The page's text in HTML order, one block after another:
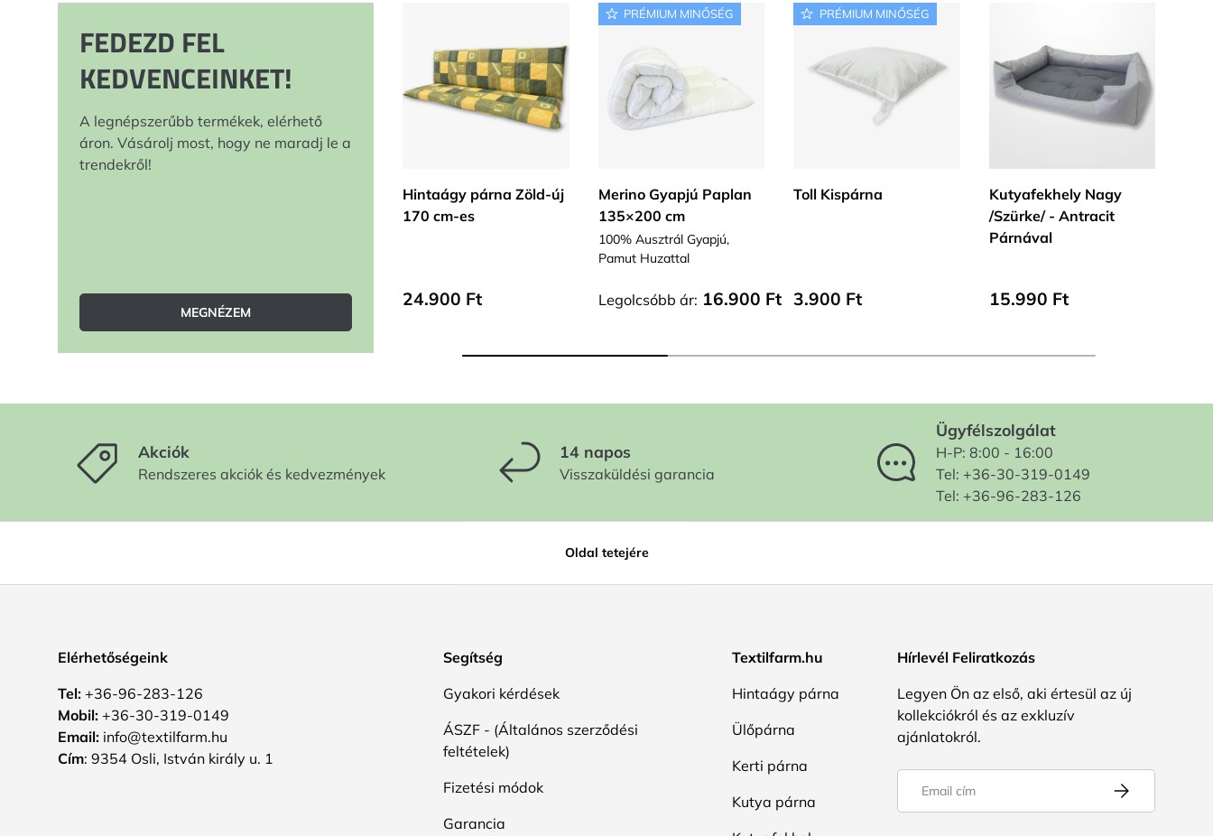
FEDEZD FEL
KEDVENCEINKET!
A legnépszerűbb termékek, elérhető
áron. Vásárolj most, hogy ne maradj le a
trendekről!
MEGNÉZEM
Hintaágy párna Zöld-új
170 cm-es
Alap ár
24.900 Ft
PRÉMIUM MINŐSÉG
Merino Gyapjú Paplan
135×200 cm
100% Ausztrál Gyapjú,
Pamut Huzattal
Alap ár
Legolcsóbb ár: 16.900 Ft
PRÉMIUM MINŐSÉG
Toll Kispárna
Alap ár
3.900 Ft
Kutyafekhely Nagy
/Szürke/ - Antracit
Párnával
Alap ár
15.990 Ft
Akciók
Rendszeres akciók és kedvezmények
14 napos
Visszaküldési garancia
Ügyfélszolgálat
H-P: 8:00 - 16:00
Tel: +36-30-319-0149
Tel: +36-96-283-126
Oldal tetejére
Elérhetőségeink
Tel: +36-96-283-126
Mobil: +36-30-319-0149
Email: info@textilfarm.hu
Cím: 9354 Osli, István király u. 1
Segítség
Gyakori kérdések
ÁSZF - (Általános szerződési
feltételek)
Fizetési módok
Garancia
Textilfarm.hu
Hintaágy párna
Ülőpárna
Kerti párna
Kutya párna
Hírlevél Feliratkozás
Legyen Ön az első, aki értesül az új
kollekciókról és az exkluzív
ajánlatokról.
FELIRATKOZÁS